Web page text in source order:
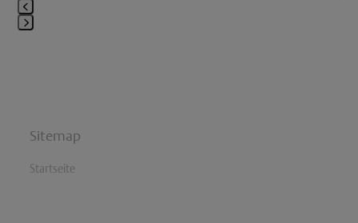
firstSitemap
Startseite